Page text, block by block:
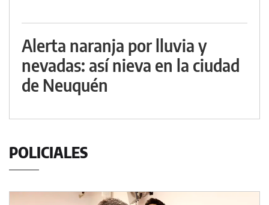
Alerta naranja por lluvia y
nevadas: así nieva en la ciudad
de Neuquén
POLICIALES